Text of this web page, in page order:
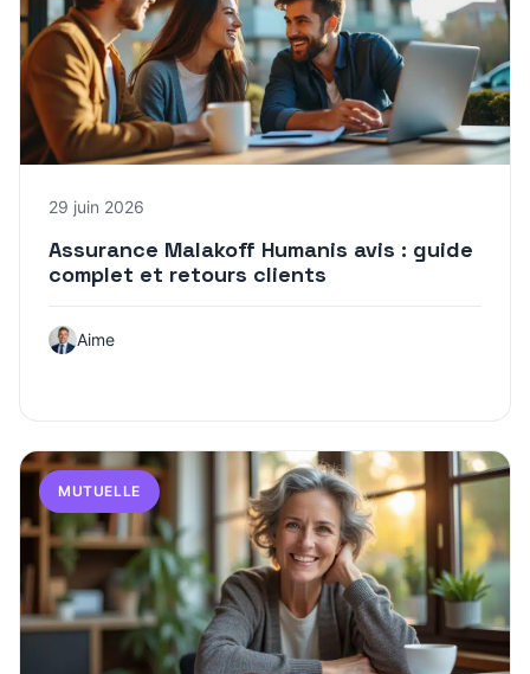
29 juin 2026
Assurance Malakoff Humanis avis : guide
complet et retours clients
Aime
MUTUELLE